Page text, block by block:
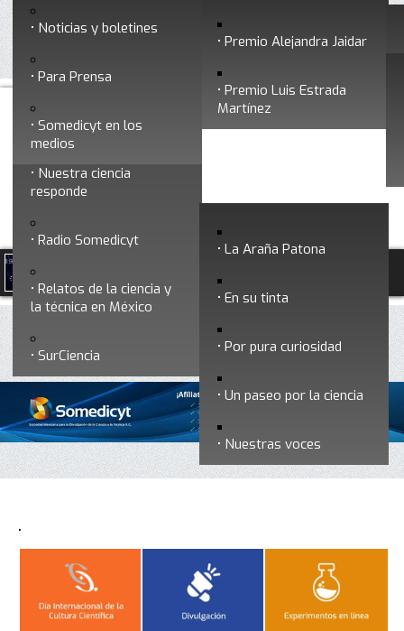
Premios a divulgadores Premio Alejandra Jaidar
Premio Luis Estrada
Martínez
Ciencia y Tecnología
Nuestra ciencia
responde
Radio Somedicyt La Araña Patona
En su tinta
Por pura curiosidad
Un paseo por la ciencia
Nuestras voces
Relatos de la ciencia y
la técnica en México
SurCiencia
Noticias y boletines
Para Prensa
Somedicyt en los
medios
Contacto
.